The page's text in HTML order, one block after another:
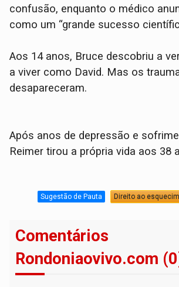
confusão, enquanto o médico
como um “grande sucesso
Aos 14 anos, Bruce descobriu a
a viver como David. Mas os
desapareceram.
Após anos de depressão e
Reimer tirou a própria vida aos 38
Sugestão de Pauta Direito ao
Comentários
Rondoniaovivo.com